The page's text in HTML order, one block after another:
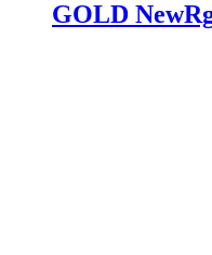
GOLD